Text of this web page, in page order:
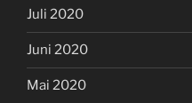
Juli 2020
Juni 2020
Mai 2020